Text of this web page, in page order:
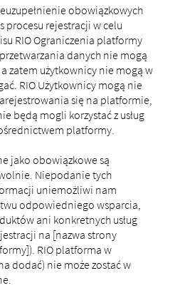
obowiązkowych
procesu rejestracji w celu
RIO Ograniczenia platformy
danych nie mogą
zatem użytkownicy nie mogą w
RIO Użytkownicy mogą nie
się na platformie,
będą mogli korzystać z usług
platformy.
jako obowiązkowe są
Niepodanie tych
uniemożliwi nam
odpowiedniego wsparcia,
ani konkretnych usług
na [nazwa strony
RIO platforma w
dodać) nie może zostać w